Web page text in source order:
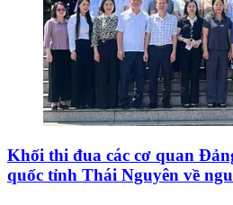
Khối thi đua các cơ quan
quốc tỉnh Thái Nguyên về